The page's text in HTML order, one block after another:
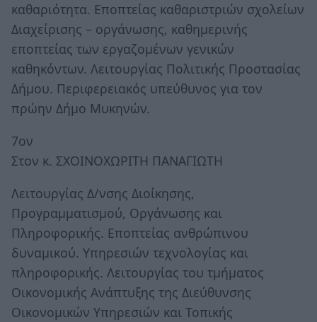
καθαριότητα. Εποπτείας καθαριστριών σχολείων
Διαχείρισης – οργάνωσης, καθημερινής
εποπτείας των εργαζομένων γενικών
καθηκόντων. Λειτουργίας Πολιτικής Προστασίας
Δήμου. Περιφερειακός υπεύθυνος για τον
πρώην Δήμο Μυκηνών.
7ον
Στον κ. ΣΧΟΙΝΟΧΩΡΙΤΗ ΠΑΝΑΓΙΩΤΗ
Λειτουργίας Δ/νσης Διοίκησης,
Προγραμματισμού, Οργάνωσης και
Πληροφορικής. Εποπτείας ανθρώπινου
δυναμικού. Υπηρεσιών τεχνολογίας και
πληροφορικής. Λειτουργίας του τμήματος
Οικονομικής Ανάπτυξης της Διεύθυνσης
Οικονομικών Υπηρεσιών και Τοπικής